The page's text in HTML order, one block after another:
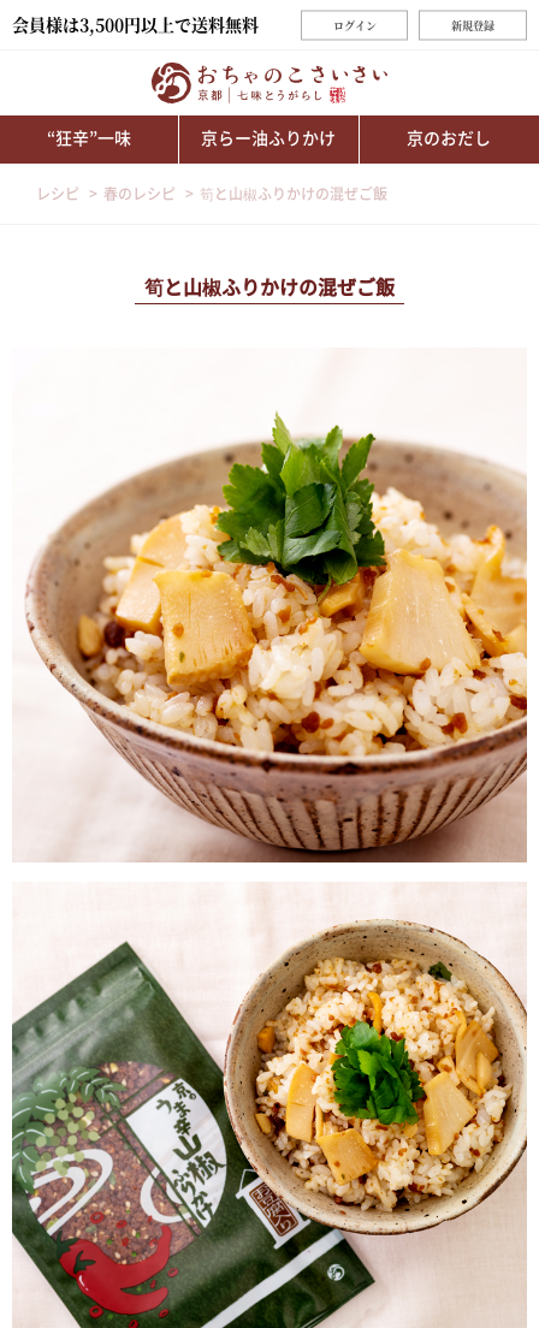
会員様は3,500円以上で送料無料 ログイン 新規登録
“狂辛”一味 京らー油ふりかけ 京のおだし
レシピ 春のレシピ 筍と山椒ふりかけの混ぜご飯
筍と山椒ふりかけの混ぜご飯